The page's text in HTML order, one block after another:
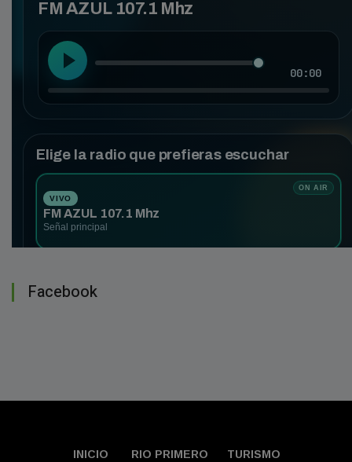
Facebook
INICIO RIO PRIMERO TURISMO